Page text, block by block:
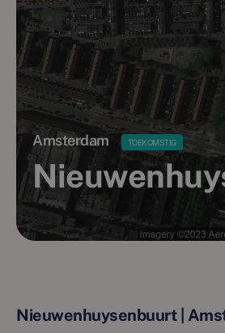
Amsterdam TOEKOMSTIG
Nieuwenhuysenbuurt |